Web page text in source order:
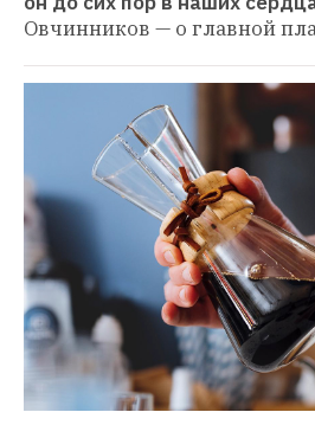
Овчинников — о главной